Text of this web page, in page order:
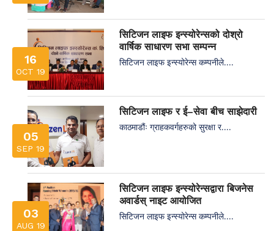
16
OCT 19
सिटिजन लाइफ इन्स्योरेन्सको दोश्रो
वार्षिक साधारण सभा सम्पन्न
सिटिजन लाइफ इन्स्योरेन्स कम्पनीले....
05
SEP 19
सिटिजन लाइफ र ई–सेवा बीच साझेदारी
काठमाडौंः ग्राहकवर्गहरुको सुरक्षा र....
03
AUG 19
सिटिजन लाइफ इन्स्योरेन्सद्वारा बिजनेस
अवार्डस् नाइट आयोजित
सिटिजन लाइफ इन्स्योरेन्स कम्पनीले....